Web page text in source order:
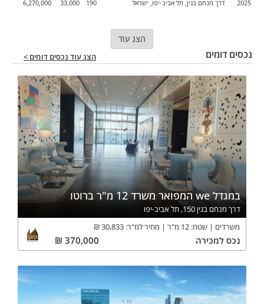
2025 דרך מנחם בגין, תל אביב-יפו, ישראל 190
33,000
6,270,000
הצג עוד
נכסים דומים הצג עוד נכסים דומים >
במגדל we המפואר משרד 12 מ"ר ברוטו
דרך מנחם בגין 150, תל אביב-יפו
משרדים
שטח: 12 מ"ר מחיר למ"ר: 30,833
₪
נכס למכירה 370,000
₪